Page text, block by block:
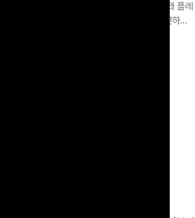
[데일리부터 여행룩까지]감각적인 레터링 티셔츠와 플레
어 핏 반바지가 함께 구성된 세트 아이템으로, 편안하면